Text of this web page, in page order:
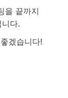
을 끝까지
다.
겠습니다!